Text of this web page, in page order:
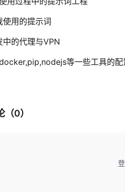
使用的提示词
中的代理与VPN
等一些工具的配
（0）